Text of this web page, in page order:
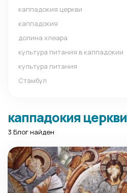
каппадокия церкви
каппадокия
долина хлеара
культура питания в каппадокии
культура питания
Стамбул
каппадокия церкви
3 Блог найден